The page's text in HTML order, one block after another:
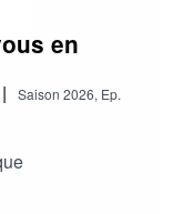
en
| Saison 2026, Ep.